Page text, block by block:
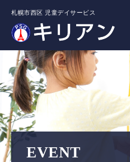
札幌市西区 児童デイサービス
EVENT